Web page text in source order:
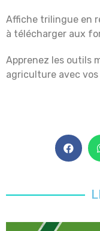
Affiche trilingue en
à télécharger aux
Apprenez les outils
agriculture avec vos